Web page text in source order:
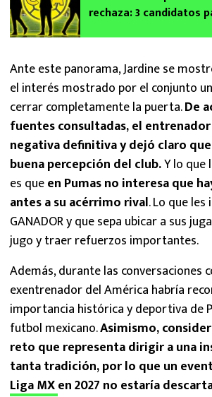
rechaza: 3 candidatos
Ante este panorama, Jardine se
el interés mostrado por el conjunto
cerrar completamente la puerta.De
fuentes consultadas, el
negativa definitiva y dejó claro
buena percepción del club.Y lo que
es queen Pumas no interesa que
antes a su acérrimo rival. Lo que
GANADOR y que sepa ubicar a sus
jugo y traer refuerzos importantes.
Además, durante las conversaciones
exentrenador del América habría
importancia histórica y deportiva de
futbol mexicano.Asimismo,
reto que representa dirigir a una
tanta tradición, por lo que un
Liga MXen 2027 no estaría